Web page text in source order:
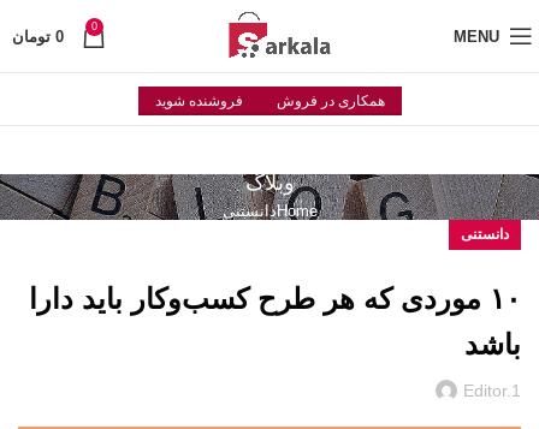
MENU
0
0 تومان
همکاری در فروش فروشنده شوید
وبلاگ
Homeدانستنی
دانستنی
۱۰ موردی که هر طرح کسب‌وکار باید دارا
باشد
Editor.1